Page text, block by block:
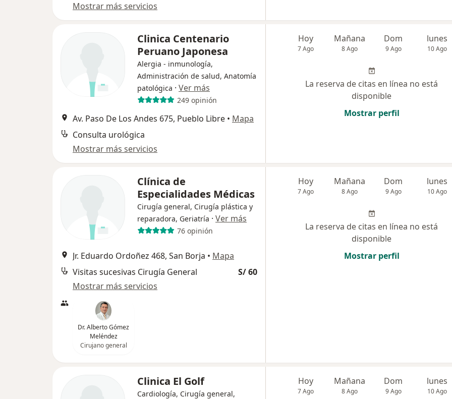
Mostrar más servicios
Clinica Centenario
Peruano Japonesa
Alergia - inmunología,
Administración de salud, Anatomía
patológica · Ver más
249 opinión
Av. Paso De Los Andes 675, Pueblo Libre • Mapa
Consulta urológica
Mostrar más servicios
Hoy
7 Ago
Mañana
8 Ago
Dom
9 Ago
lunes
10 Ago
La reserva de citas en línea no está
disponible
Mostrar perfil
Clínica de
Especialidades Médicas
Cirugía general, Cirugía plástica y
reparadora, Geriatría · Ver más
76 opinión
Jr. Eduardo Ordoñez 468, San Borja • Mapa
Visitas sucesivas Cirugía General
S/ 60
Mostrar más servicios
Dr. Alberto Gómez
Meléndez
Cirujano general
Hoy
7 Ago
Mañana
8 Ago
Dom
9 Ago
lunes
10 Ago
La reserva de citas en línea no está
disponible
Mostrar perfil
Clinica El Golf
Cardiología, Cirugía general,
Hoy
7 Ago
Mañana
8 Ago
Dom
9 Ago
lunes
10 Ago